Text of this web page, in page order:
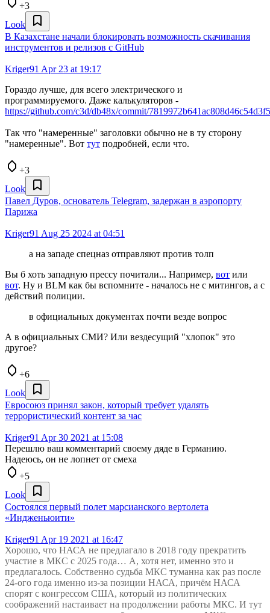
+3
Look
В Казахстане начали блокировать возможность скачивания
инструментов и релизов с GitHub
Kriger91 Apr 23 at 19:17
Гораздо лучше, для всего электрического и
программируемого. Даже калькуляторов -
https://github.com/c3d/db48x/commit/
Так что "намеренные" заголовки обычно не в ту сторону
"намеренные". Вот тут подробней, если что.
+3
Look
Павел Дуров, основатель Telegram, задержан в аэропорту
Парижа
Kriger91 Aug 25 2024 at 04:51
а на западе спецназ отправляют против толп
Вы б хоть западную прессу почитали... Например, вот или
вот. Ну и BLM как бы вспомните - началось не с митингов, а с
действий полиции.
в официальных документах почти везде вопрос
А в официальных СМИ? Или вездесущий "хлопок" это
другое?
+6
Look
Евросоюз принял закон, который требует удалять
террористический контент за час
Kriger91 Apr 30 2021 at 15:08
Перешлю ваш комментарий своему дяде в Германию.
Надеюсь, он не лопнет от смеха
+5
Look
Состоялся первый полет марсианского вертолета
«Индженьюити»
Kriger91 Apr 19 2021 at 16:47
Хорошо, что НАСА не предлагало в 2018 году прекратить
участие в МКС с 2025 года… А, хотя нет, именно это и
предлагалось. Собственно судьба МКС туманна как раз после
24-ого года именно из-за позиции НАСА, причём НАСА
спорят с конгрессом США, который из политических
соображений настаивает на продолжении работы МКС. И тут